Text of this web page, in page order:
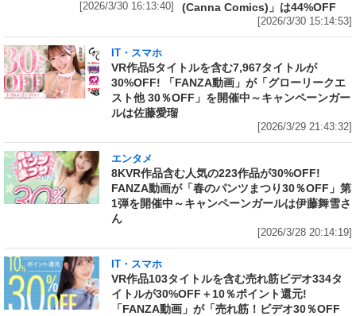
[2026/3/30 16:13:40]
(Canna Comics)」は44%OFF
[2026/3/30 15:14:53]
IT・スマホ
VR作品5タイトルを含む7,967タイトルが
30%OFF! 「FANZA動画」が「グローリークエ
スト他 30％OFF」を開催中～キャンペーンガー
ルは佐藤愛瑠
[2026/3/29 21:43:32]
エンタメ
8KVR作品含む人気の223作品が30%OFF!
FANZA動画が「春のパンツまつり30％OFF」第
1弾を開催中～キャンペーンガールは伊藤舞雪さ
ん
[2026/3/28 20:14:19]
IT・スマホ
VR作品103タイトルを含む売れ筋ビデオ334タ
イトルが30%OFF＋10％ポイント還元!
「FANZA動画」が「売れ筋！ビデオ30％OFF